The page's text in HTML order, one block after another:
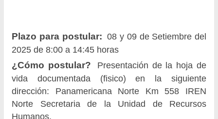
Plazo para postular: 08 y 09 de Setiembre del
2025 de 8:00 a 14:45 horas
¿Cómo postular?
Presentación de la hoja de
vida documentada (fisico) en la siguiente
dirección: Panamericana Norte Km 558 IREN
Norte Secretaria de la Unidad de Recursos
Humanos.